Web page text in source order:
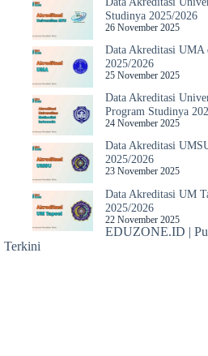
Studinya 2025/2026
26 November 2025
Data Akreditasi UMA
2025/2026
25 November 2025
Data Akreditasi
Program Studinya
24 November 2025
Data Akreditasi
2025/2026
23 November 2025
Data Akreditasi UM
2025/2026
22 November 2025
EDUZONE.ID |
Terkini